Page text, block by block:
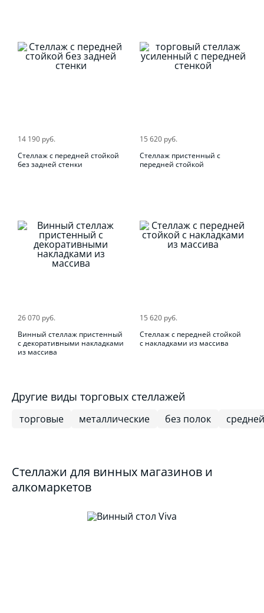
14 190 руб.
Стеллаж с передней стойкой
без задней стенки
15 620 руб.
Стеллаж пристенный с
передней стойкой
26 070 руб.
Винный стеллаж пристенный
с декоративными накладками
из массива
15 620 руб.
Стеллаж с передней стойкой
с накладками из массива
Другие виды торговых стеллажей
торговые металлические без полок
Стеллажи для винных магазинов и
алкомаркетов